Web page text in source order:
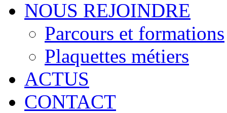
NOUS REJOINDRE
Parcours et formations
Plaquettes métiers
ACTUS
CONTACT